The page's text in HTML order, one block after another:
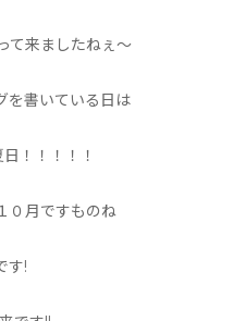
て来ましたねぇ〜
を書いている日は
！！！！！
０月ですものね
す!